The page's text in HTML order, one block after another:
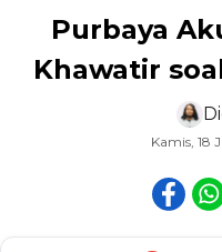
Purbaya
Khawatir
Kamis, 18